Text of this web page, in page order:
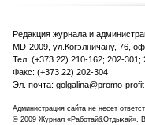
Редакция журнала и
MD-2009, ул.Когэлничану, 76,
Тел: (+373 22) 210-162; 202-301;
Факс: (+373 22) 202-304
Эл. почта: golgalina@promo-
Администрация сайта не несет
© 2009 Журнал «Работай&Отдыхай».